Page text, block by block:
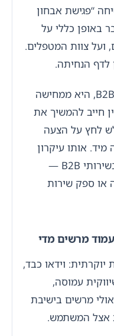
“פגישת אבחון
באופן כללי על
ועל צוות המטפלים.
לדף הנחיתה.
גם אם זו לא דוגמה קלאסית ל-B2B, היא ממחישה
חייב להמשיך את
לחץ על הצעה
אותו עיקרון
פועל גם בדפי נחיתה לעסקים בשירותי B2B —
או ספק שירות
וידאו כבד,
עמוסה,
מרשים בישיבת
אצל המשתמש.